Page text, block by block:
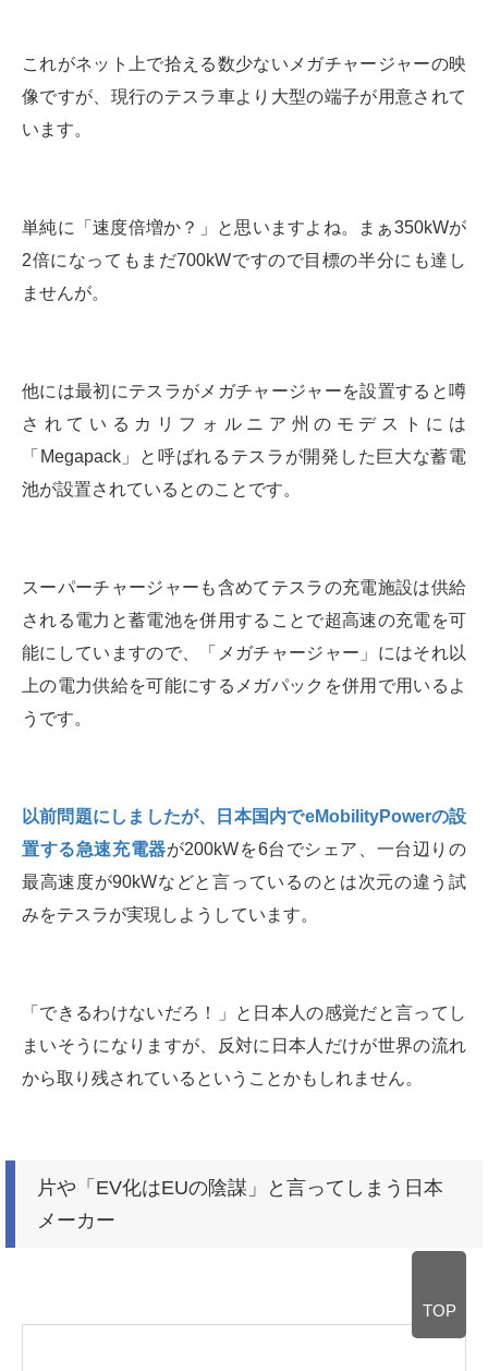
これがネット上で拾える数少ないメガチャージャーの映
像ですが、現行のテスラ車より大型の端子が用意されて
います。
単純に「速度倍増か？」と思いますよね。まぁ350kWが
2倍になってもまだ700kWですので目標の半分にも達し
ませんが。
他には最初にテスラがメガチャージャーを設置すると噂
されているカリフォルニア州のモデストには
「Megapack」と呼ばれるテスラが開発した巨大な蓄電
池が設置されているとのことです。
スーパーチャージャーも含めてテスラの充電施設は供給
される電力と蓄電池を併用することで超高速の充電を可
能にしていますので、「メガチャージャー」にはそれ以
上の電力供給を可能にするメガパックを併用で用いるよ
うです。
以前問題にしましたが、日本国内でeMobilityPowerの設
置する急速充電器が200kWを6台でシェア、一台辺りの
最高速度が90kWなどと言っているのとは次元の違う試
みをテスラが実現しようしています。
「できるわけないだろ！」と日本人の感覚だと言ってし
まいそうになりますが、反対に日本人だけが世界の流れ
から取り残されているということかもしれません。
片や「EV化はEUの陰謀」と言ってしまう日本
メーカー
TOP